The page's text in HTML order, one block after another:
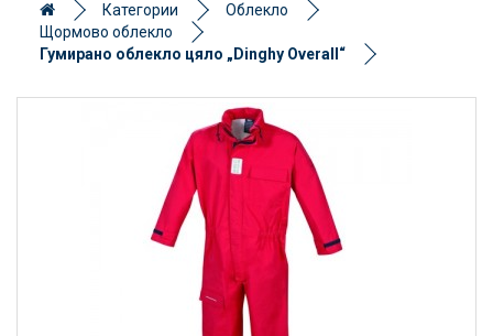
Категории
Облекло
Щормово облекло
Гумирано облекло цяло „Dinghy Overall“